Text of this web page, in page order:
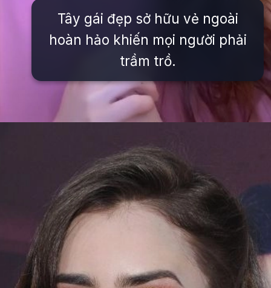
Tây gái đẹp sở hữu vẻ ngoài
hoàn hảo khiến mọi người phải
trầm trồ.